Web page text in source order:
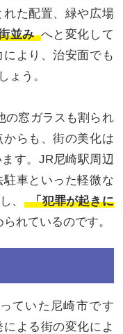
た配置、緑や広場
並み へと変化して
より、治安面でも
ょう。
の窓ガラスも割られ
らも、街の美化は
す。JR尼崎駅周辺
車といった軽微な
、
「犯罪が起きに
れているのです。
ていた尼崎市です
よる街の変化によ